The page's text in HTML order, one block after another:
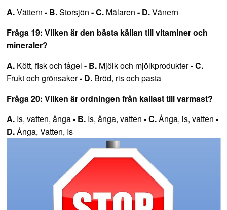
A.Vättern - B.Storsjön - C. Mälaren - D.Vänern
Fråga 19: Vilken är den bästa källan till vitaminer och
mineraler?
A. Kött, fisk och fågel - B.Mjölk och mjölkprodukter- C.
Frukt och grönsaker- D. Bröd, ris och pasta
Fråga 20: Vilken är ordningen från kallast till varmast?
A. Is, vatten, ånga- B.Is, ånga, vatten - C.Ånga, is, vatten -
D.Ånga, Vatten, Is